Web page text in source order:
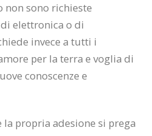
non sono richieste
elettronica o di
invece a tutti i
per la terra e voglia di
conoscenze e
la propria adesione si prega